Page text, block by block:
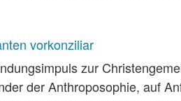
vorkonziliar
zur
der Anthroposophie, auf